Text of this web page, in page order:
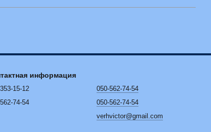
информация
15-12
74-54
050-562-74-54
050-562-74-54
verhvictor@gmail.com